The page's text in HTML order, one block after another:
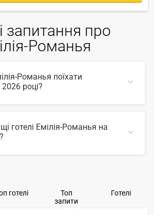
запитання про
Романья
Романья поїхати
році?
готелі Емілія-Романья на
готелі
Топ
запити
Готелі